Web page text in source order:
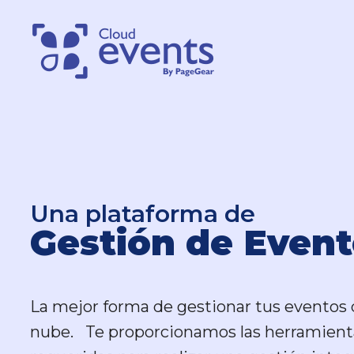
Una plataforma de
Gestión de
La mejor forma de gestionar tus eventos
nube. Te proporcionamos las
Una plataforma de
Gestión de
La mejor forma de gestionar tus eventos
nube. Te proporcionamos las